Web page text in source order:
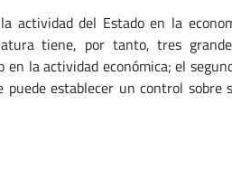
actividad del Estado en la
tiene, por tanto, tres
la actividad económica; el
establecer un control sobre